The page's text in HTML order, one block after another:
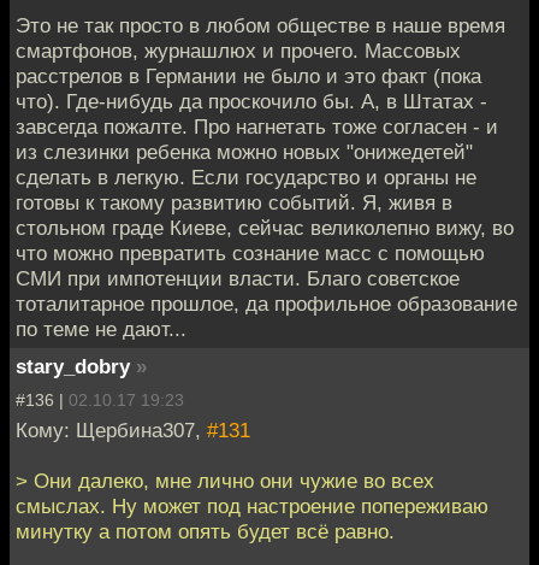
Это не так просто в любом обществе в наше время
смартфонов, журнашлюх и прочего. Массовых
расстрелов в Германии не было и это факт (пока
что). Где-нибудь да проскочило бы. А, в Штатах -
завсегда пожалте. Про нагнетать тоже согласен - и
из слезинки ребенка можно новых "онижедетей"
сделать в легкую. Если государство и органы не
готовы к такому развитию событий. Я, живя в
стольном граде Киеве, сейчас великолепно вижу, во
что можно превратить сознание масс с помощью
СМИ при импотенции власти. Благо советское
тоталитарное прошлое, да профильное образование
по теме не дают...
stary_dobry »
#136 | 02.10.17 19:23
Кому: Щербина307, #131
> Они далеко, мне лично они чужие во всех
смыслах. Ну может под настроение попереживаю
минутку а потом опять будет всё равно.